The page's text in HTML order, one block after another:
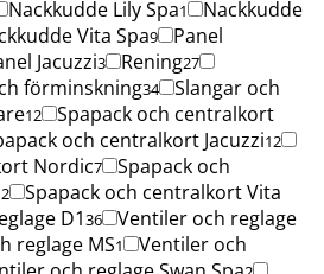
Nackkudde Lily Spa1
Nackkudde
Vita Spa9
Panel
Jacuzzi3 Rening27
förminskning34
Slangar och
12
Spapack och centralkort
och centralkort Jacuzzi12
Nordic7
Spapack och
2
Spapack och centralkort Vita
D136
Ventiler och reglage
reglage MS1
Ventiler och